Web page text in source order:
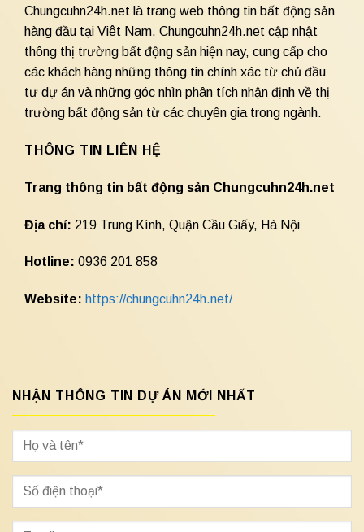
Chungcuhn24h.net là trang web thông tin bất động sản
hàng đầu tại Việt Nam. Chungcuhn24h.net cập nhật
thông thị trường bất động sản hiện nay, cung cấp cho
các khách hàng những thông tin chính xác từ chủ đầu
tư dự án và những góc nhìn phân tích nhận định về thị
trường bất động sản từ các chuyên gia trong ngành.
THÔNG TIN LIÊN HỆ
Trang thông tin bất động sản Chungcuhn24h.net
Địa chỉ: 219 Trung Kính, Quận Cầu Giấy, Hà Nội
Hotline: 0936 201 858
Website: https://chungcuhn24h.net/
NHẬN THÔNG TIN DỰ ÁN MỚI NHẤT